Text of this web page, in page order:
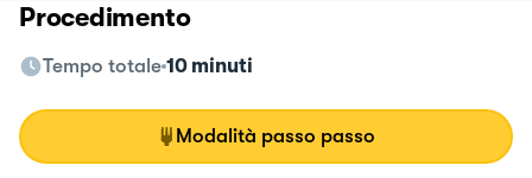
Procedimento
Tempo totale 10 minuti
Modalità passo passo